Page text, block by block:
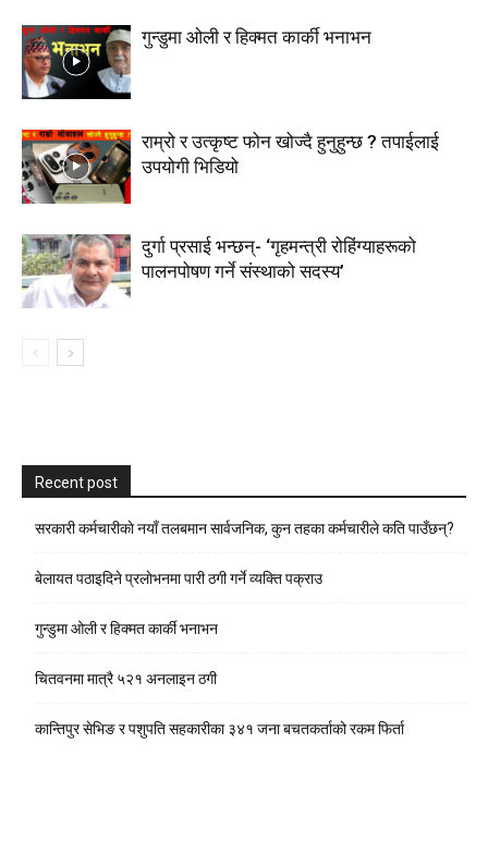
गुन्डुमा ओली र हिक्मत कार्की भनाभन
राम्रो र उत्कृष्ट फोन खोज्दै हुनुहुन्छ ? तपाईलाई
उपयोगी भिडियो
दुर्गा प्रसाई भन्छन्- ‘गृहमन्त्री रोहिंग्याहरूको
पालनपोषण गर्ने संस्थाको सदस्य’
Recent post
सरकारी कर्मचारीकाे नयाँ तलबमान सार्वजनिक, कुन तहका कर्मचारीले कति पाउँछन्?
बेलायत पठाइदिने प्रलाेभनमा पारी ठगी गर्ने व्यक्ति पक्राउ
गुन्डुमा ओली र हिक्मत कार्की भनाभन
चितवनमा मात्रै ५२१ अनलाइन ठगी
कान्तिपुर सेभिङ र पशुपति सहकारीका ३४१ जना बचतकर्ताको रकम फिर्ता